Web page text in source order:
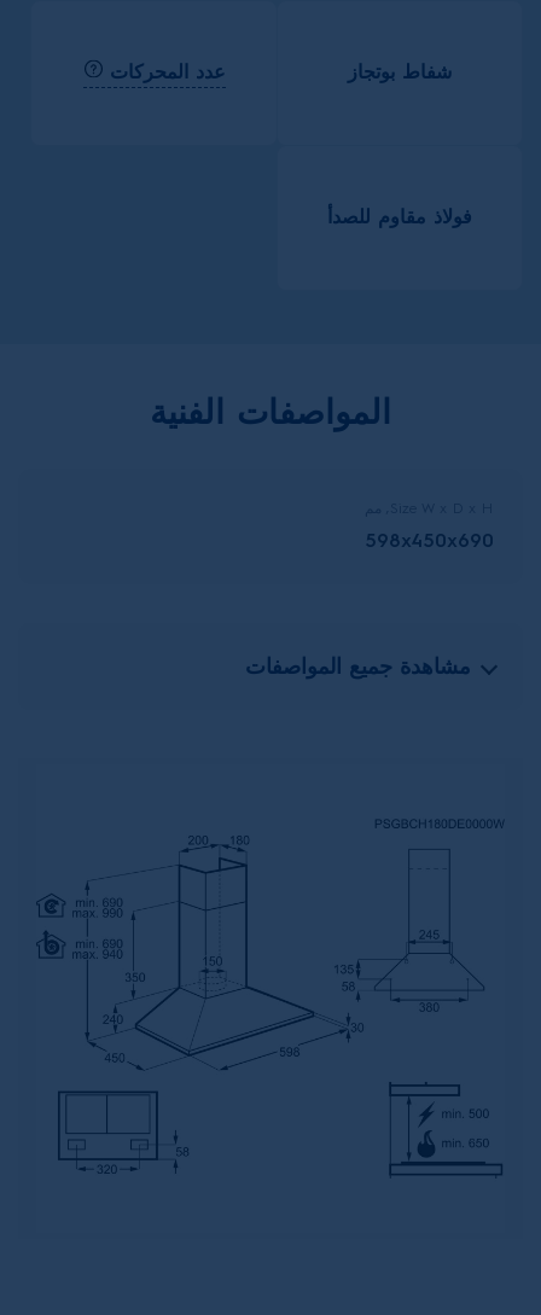
شفاط بوتجاز عدد المحركات
فولاذ مقاوم للصدأ
المواصفات الفنية
598x450x690
مشاهدة جميع المواصفات